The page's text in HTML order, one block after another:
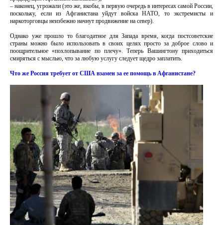
– наконец, угрожали (это же, якобы, в первую очередь в интересах самой России,
поскольку, если из Афганистана уйдут войска НАТО, то экстремисты и
наркоторговцы неизбежно начнут продвижение на север).
Однако уже прошло то благодатное для Запада время, когда постсоветские
страны можно было использовать в своих целях просто за доброе слово и
поощрительное «похлопывание по плечу». Теперь Вашингтону приходиться
смиряться с мыслью, что за любую услугу следует щедро заплатить.
Что же Россия требует от США взамен за ее помощь в Афганистане?